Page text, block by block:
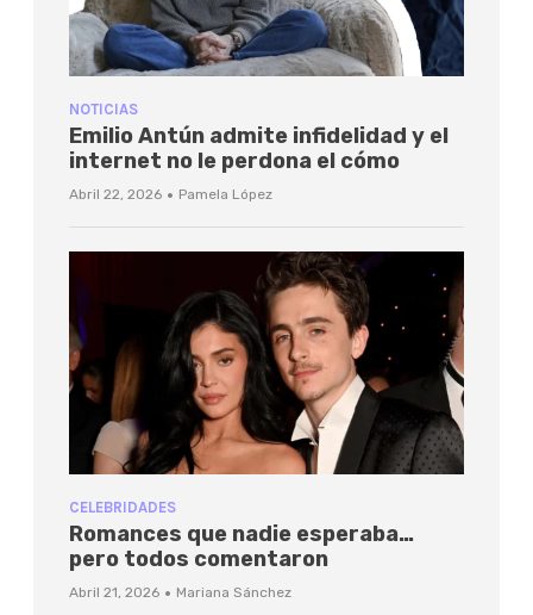
NOTICIAS
Emilio Antún admite infidelidad y el
internet no le perdona el cómo
Abril 22, 2026 · Pamela López
CELEBRIDADES
Romances que nadie esperaba…
pero todos comentaron
Abril 21, 2026 · Mariana Sánchez